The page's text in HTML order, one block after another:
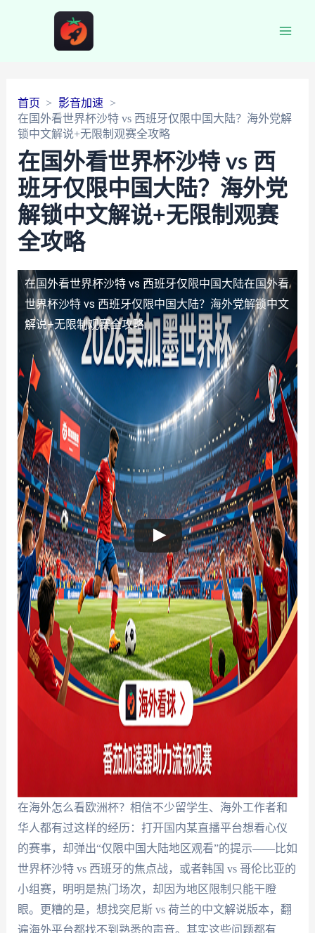
首页
影音加速
在国外看世界杯沙特 vs 西班牙仅限中国大陆？海外党解
锁中文解说+无限制观赛全攻略
在国外看世界杯沙特 vs 西
班牙仅限中国大陆？海外党
解锁中文解说+无限制观赛
全攻略
在国外看世界杯沙特 vs 西班牙仅限中国大陆在国外看
世界杯沙特 vs 西班牙仅限中国大陆？海外党解锁中文
解说+无限制观赛全攻略
在海外怎么看欧洲杯？相信不少留学生、海外工作者和
华人都有过这样的经历：打开国内某直播平台想看心仪
的赛事，却弹出“仅限中国大陆地区观看”的提示——比如
世界杯沙特 vs 西班牙的焦点战，或者韩国 vs 哥伦比亚的
小组赛，明明是热门场次，却因为地区限制只能干瞪
眼。更糟的是，想找突尼斯 vs 荷兰的中文解说版本，翻
遍海外平台都找不到熟悉的声音。其实这些问题都有